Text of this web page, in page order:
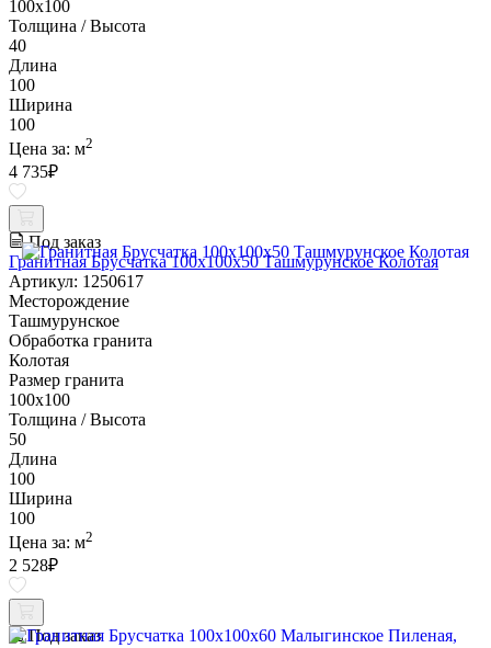
100х100
Толщина / Высота
40
Длина
100
Ширина
100
Цена за: м2
4 735₽
Под заказ
Гранитная Брусчатка 100х100x50 Ташмурунское Колотая
Артикул: 1250617
Месторождение
Ташмурунское
Обработка гранита
Колотая
Размер гранита
100х100
Толщина / Высота
50
Длина
100
Ширина
100
Цена за: м2
2 528₽
Под заказ